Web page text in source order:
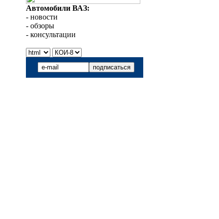
Автомобили ВАЗ:
- новости
- обзоры
- консультации